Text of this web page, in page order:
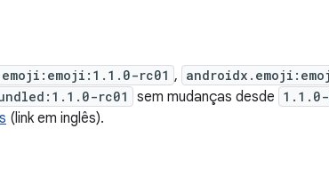
rc01 ,
rc01 sem mudanças desde 1.1.0-
(link em inglês).